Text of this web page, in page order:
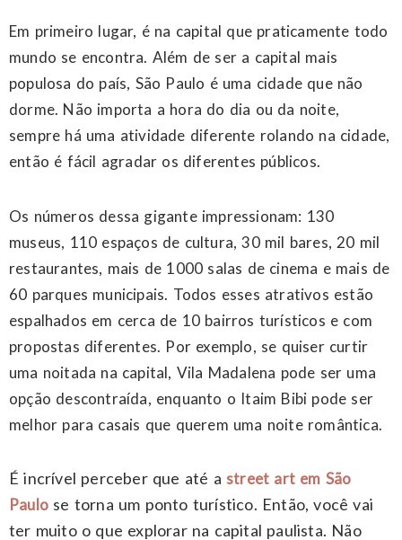
Em primeiro lugar, é na capital que praticamente todo
mundo se encontra. Além de ser a capital mais
populosa do país, São Paulo é uma cidade que não
dorme. Não importa a hora do dia ou da noite,
sempre há uma atividade diferente rolando na cidade,
então é fácil agradar os diferentes públicos.
Os números dessa gigante impressionam: 130
museus, 110 espaços de cultura, 30 mil bares, 20 mil
restaurantes, mais de 1000 salas de cinema e mais de
60 parques municipais. Todos esses atrativos estão
espalhados em cerca de 10 bairros turísticos e com
propostas diferentes. Por exemplo, se quiser curtir
uma noitada na capital, Vila Madalena pode ser uma
opção descontraída, enquanto o Itaim Bibi pode ser
melhor para casais que querem uma noite romântica.
É incrível perceber que até a street art em São
Paulo se torna um ponto turístico. Então, você vai
ter muito o que explorar na capital paulista. Não